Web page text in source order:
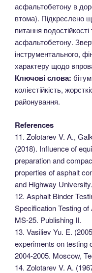
асфальтобетону в
втома). Підкреслено
питання водостійкості
асфальтобетону.
інструментального,
характеру щодо
Ключові слова:
колієстійкість,
районування.
References
11. Zolotarev V. A.,
(2018). Influence of
preparation and
properties of asphalt
and Highway University.
12. Asphalt Binder
Specification Testing
MS-25. Publishing II.
13. Vasiliev Yu. E.
experiments on testing
2004-2005. Moscow,
14. Zolotarev V. A.